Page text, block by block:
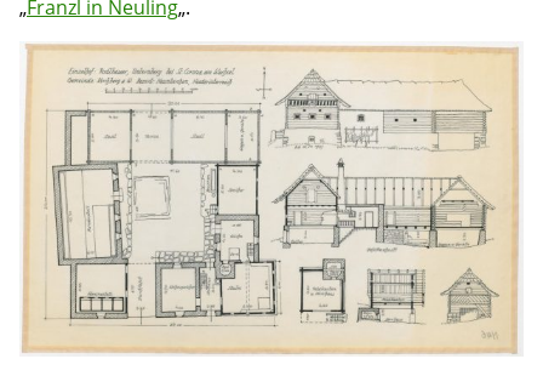
„Franzl in Neuling„.